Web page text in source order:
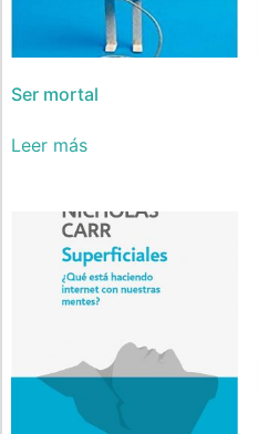
Ser mortal
Leer más